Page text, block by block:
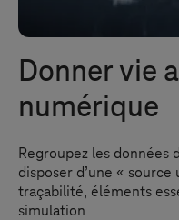
Donner vie
numérique
Regroupez les données
disposer d’une «
traçabilité, éléments
simulation